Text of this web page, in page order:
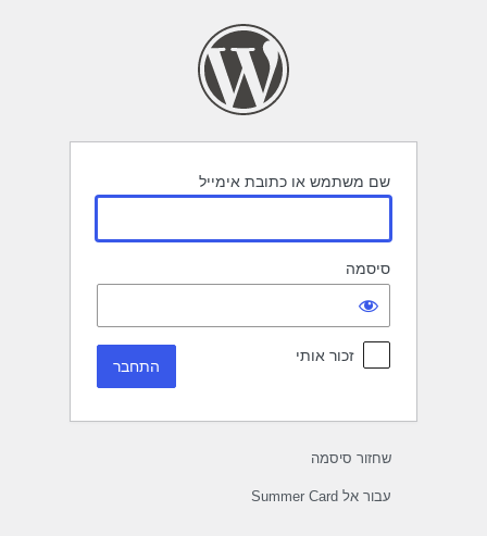
שם משתמש או כתובת אימייל
סיסמה
זכור אותי
שחזור סיסמה
עבור אל Summer Card